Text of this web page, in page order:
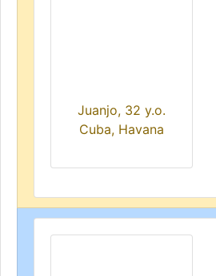
Juanjo, 32 y.o.
Cuba, Havana